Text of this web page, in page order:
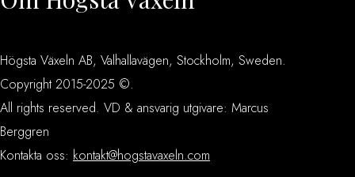
Högsta Växeln AB, Valhallavägen, Stockholm, Sweden.
Copyright 2015-2025 ©.
All rights reserved. VD & ansvarig utgivare: Marcus
Berggren
Kontakta oss: kontakt@hogstavaxeln.com